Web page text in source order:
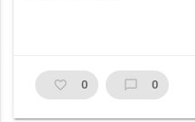
favorite_border 0 chat_bubble_outline 0